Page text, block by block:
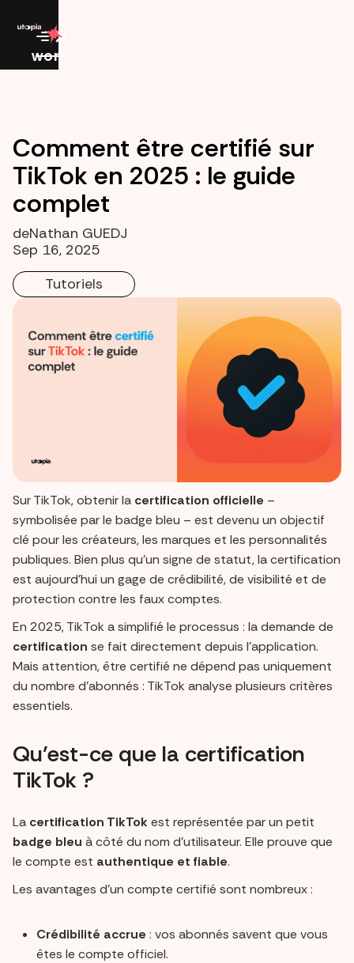
work
Comment être certifié sur
TikTok en 2025 : le guide
complet
deNathan GUEDJ
Sep 16, 2025
Tutoriels
Sur TikTok, obtenir la certification officielle –
symbolisée par le badge bleu – est devenu un objectif
clé pour les créateurs, les marques et les personnalités
publiques. Bien plus qu’un signe de statut, la certification
est aujourd’hui un gage de crédibilité, de visibilité et de
protection contre les faux comptes.
En 2025, TikTok a simplifié le processus : la demande de
certification se fait directement depuis l’application.
Mais attention, être certifié ne dépend pas uniquement
du nombre d’abonnés : TikTok analyse plusieurs critères
essentiels.
Qu’est-ce que la certification
TikTok ?
La certification TikTok est représentée par un petit
badge bleu à côté du nom d’utilisateur. Elle prouve que
le compte est authentique et fiable.
Les avantages d’un compte certifié sont nombreux :
Crédibilité accrue : vos abonnés savent que vous
êtes le compte officiel.